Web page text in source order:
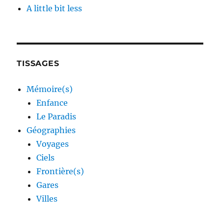
A little bit less
TISSAGES
Mémoire(s)
Enfance
Le Paradis
Géographies
Voyages
Ciels
Frontière(s)
Gares
Villes